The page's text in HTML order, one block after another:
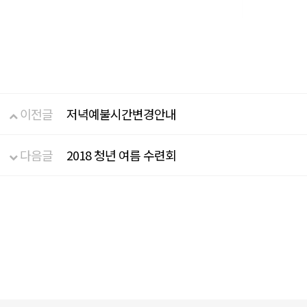
이전글 저녁예불시간변경안내
다음글 2018 청년 여름 수련회